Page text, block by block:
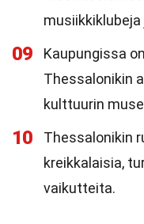
09
Kaupungissa
Thessalonikin
kulttuurin
10
Thessalonikin
kreikkalaisia,
vaikutteita.